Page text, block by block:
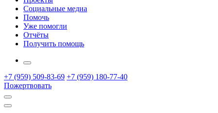
Социальные медиа
Помочь
Уже помогли
Отчёты
Получить помощь
More
+7 (959) 509-83-69 +7 (959) 180-77-40
Пожертвовать
Открыть
поиск
Профиль